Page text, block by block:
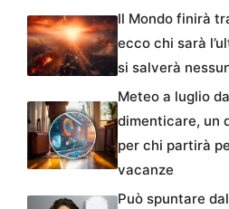
Il Mondo finirà
ecco chi sarà
si salverà
Meteo a luglio da
dimenticare, un
per chi partirà
vacanze
Può spuntare